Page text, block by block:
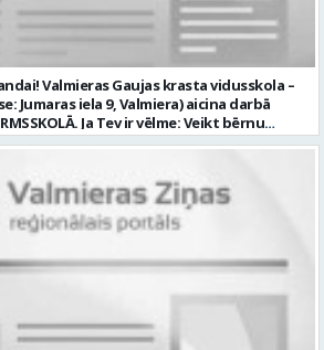
pēc pārbaudes laika 1035.00 EUR pirms
labumus atbilstoši darba rezultātam
sakārtotu darba vidi;
vēstuli lūdzam
centrā (adrese: Rīgas iela 10, Valmiera,
uz e-pastu
ar norādi “Skaņu un gaismas operatora
24. augustam. Tālrunis papildu informācijai:
nov. Darbības joma: Elektronika /
Pieteikto vietu skaits: 1 Aktuāla līdz:
Valmieras Gaujas krasta vidusskola –
Jumaras iela 9, Valmiera) aicina darbā
ir vēlme: Veikt bērnu
speciālo vajadzību izvērtēšanu savas
izglītības vajadzībām Izstrādāt
un piedalīties individuālo
un īstenošanā Sniegt metodisku
darbā ar bērniem, kuriem
Konsultēt bērnu vecākus par bērna
nepieciešamajiem atbalsta pasākumiem
iestādes atbalsta komandu, pedagogiem
Veikt pedagoģisko dokumentāciju atbilstoši
Piedalīties izglītības iestādes attīstības